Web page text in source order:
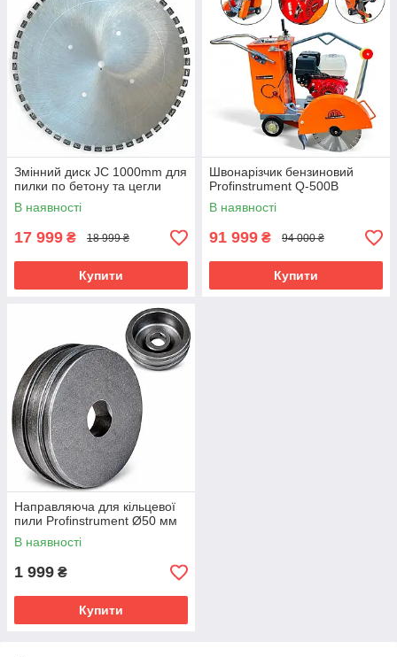
Змінний диск JC 1000mm для
пилки по бетону та цегли
В наявності
17 999 ₴ 18 999 ₴
Купити
Швонарізчик бензиновий
Profinstrument Q-500B
В наявності
91 999 ₴ 94 000 ₴
Купити
Направляюча для кільцевої
пили Profinstrument Ø50 мм
В наявності
1 999 ₴
Купити